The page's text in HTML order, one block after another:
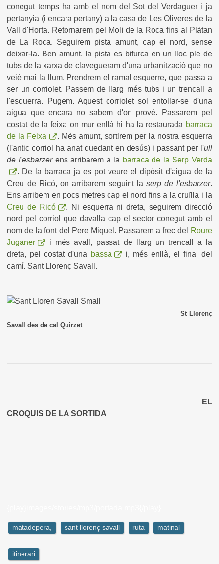
conegut temps ha amb el nom del Sot del Verdaguer i ja
pertanyia (i encara pertany) a la casa de Les Oliveres de la
Vall d'Horta. Retornarem pel Molí de la Roca fins al Plàtan
de La Roca. Seguirem pista amunt, cap el nord, sense
deixar-la. Ben amunt, la pista es bifurca en un lloc ple de
tubs de la xarxa de clavegueram d'una urbanització que no
veié mai la llum. Prendrem el ramal esquerre, que passa a
ser un corriolet. Passem de llarg més tubs i un trencall a
l'esquerra. Pugem. Aquest corriolet sol entollar-se d'una
aigua que encara no sabem d'on prové. Passarem pel
costat de la feixa on mur enllà hi ha la restaurada barraca
de la Feixa
. Més amunt, sortirem per la nostra esquerra
(l'antic corriol ha anat quedant en desús) i passant per l'ull
de l'esbarzerens arribarem a la barraca de la Serp Verda
. De la barraca ja es pot veure el dipòsit d'aigua de la
Creu de Ricó, on arribarem seguint laserp de l'esbarzer.
Ens arribem en pocs metres cap el nord fins a la cruïlla i la
Creu de Ricó
. Ni esquerra ni dreta, seguirem direcció
nord pel corriol que davalla cap el sector conegut amb el
nom de la font del Pere Miquel. Passarem a frec del
Roure
Juganer
i més avall, passat de llarg un trencall a la
dreta, pel costat d'una bassa
i, més enllà, el final del
camí, Sant Llorenç Savall.
St Llorenç
Savall des de cal Quirzet
EL
CROQUIS DE LA SORTIDA
matadepera, sant llorenç savall ruta matinal
itinerari